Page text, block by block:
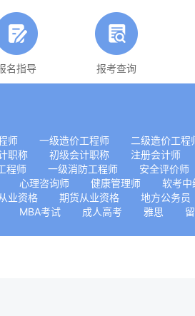
名指导 报考查询
师 一级造价工程师 二级造价工程
职称 初级会计职称 注册会计师
程师 一级消防工程师 安全评价师
心理咨询师 健康管理师 软考中
业资格 期货从业资格 地方公务员
MBA考试 成人高考 雅思